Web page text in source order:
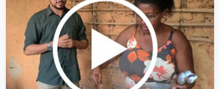
Conheça a sopa solidária, ação